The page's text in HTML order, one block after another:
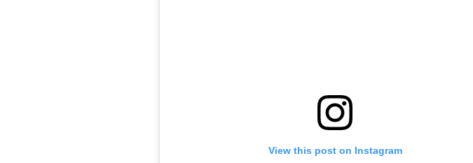
View this post on Instagram